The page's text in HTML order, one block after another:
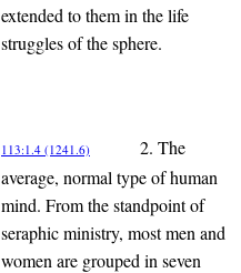
extended to them in the life
struggles of the sphere.
113:1.4 (1241.6)
2. The
average, normal type of human
mind. From the standpoint of
seraphic ministry, most men and
women are grouped in seven